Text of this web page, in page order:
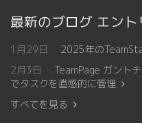
最新のブログ エント
1月29日
2025年の
2月3日
TeamPage ガント
でタスクを直感的に管理
すべてを見る